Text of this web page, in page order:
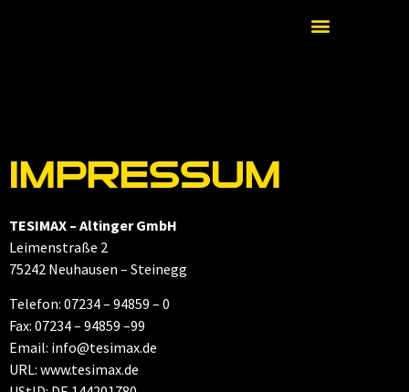
IMPRESSUM
TESIMAX – Altinger GmbH
Leimenstraße 2
75242 Neuhausen – Steinegg
Telefon: 07234 – 94859 – 0
Fax: 07234 – 94859 –99
Email: info@tesimax.de
URL: www.tesimax.de